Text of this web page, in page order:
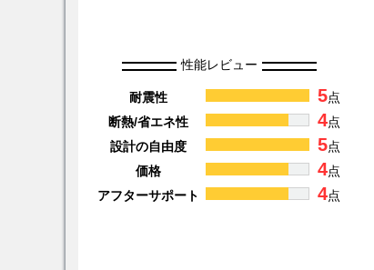
性能レビュー
耐震性 5点
断熱/省エネ性
4点
設計の自由度
5点
価格
4点
アフターサポート
4点